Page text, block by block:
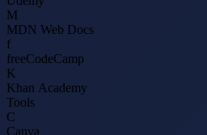
M
MDN Web Docs
f
freeCodeCamp
K
Khan Academy
Tools
C
Canva